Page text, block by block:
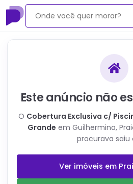
Este anúncio não
O Cobertura Exclusiva c/
Grande em Guilhermina,
procurava saiu
Ver imóveis em